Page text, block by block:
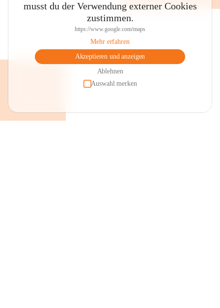
musst du der Verwendung externer Cookies
zustimmen.
https://www.google.com/maps
Mehr erfahren
Akzeptieren und anzeigen
Ablehnen
Auswahl merken